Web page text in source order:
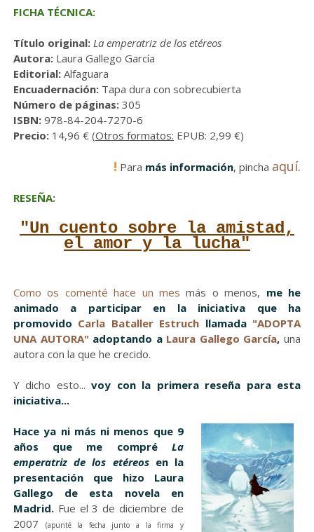
FICHA TÉCNICA:
Título original:La emperatriz de los etéreos
Autora: Laura Gallego García
Editorial: Alfaguara
Encuadernación:Tapa dura con sobrecubierta
Número de páginas:305
ISBN:978-84-204-7270-6
Precio: 14,96 € (Otros formatos: EPUB: 2,99 €)
! Para más información, pincha aquí.
RESEÑA:
"Un cuento sobre la amistad,
el amor y la lucha"
Como os comenté hace un mes más o menos, me he
animado a participar en la iniciativa que ha
promovido Carla Bataller Estruch llamada "ADOPTA
UNA AUTORA" adoptando a Laura Gallego García,una
autora con la que he crecido.
Y dicho esto...voy con la primera reseña para esta
iniciativa...
Hace ya ni más ni menos que 9
años que me compréLa
emperatriz de los etéreosen la
presentación que hizo Laura
Gallego de esta novela en
Madrid.Fue el 3 de diciembre de
2007
(apunté la fecha junto a la firma y